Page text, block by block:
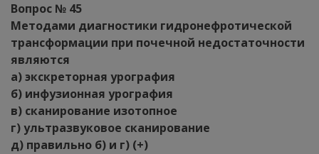
Вопрос № 45
Методами диагностики гидронефротической
трансформации при почечной недостаточности
являются
а) экскреторная урография
б) инфузионная урография
в) сканирование изотопное
г) ультразвуковое сканирование
д) правильно б) и г) (+)